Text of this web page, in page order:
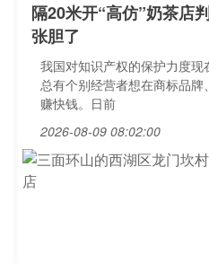
隔20米开“高仿”奶茶店
张胆了
我国对知识产权的保护力度现
总有个别经营者想在商标品牌
赚快钱。日前
2026-08-09 08:02:00